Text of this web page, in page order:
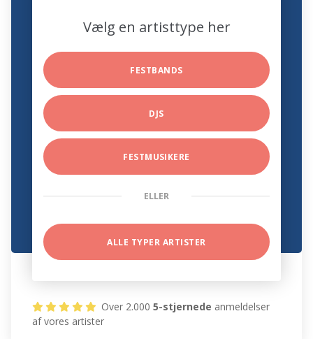
Vælg en artisttype her
FESTBANDS
DJS
FESTMUSIKERE
ELLER
ALLE TYPER ARTISTER
Over 2.0005-stjernede anmeldelser
af vores artister